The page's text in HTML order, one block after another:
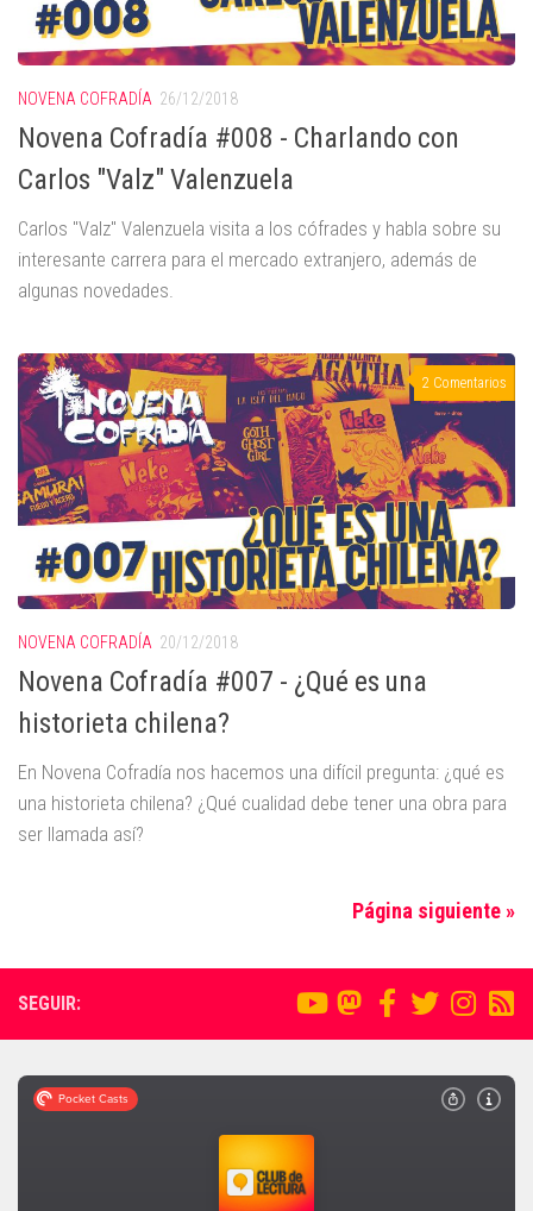
NOVENA COFRADÍA 26/12/2018
Novena Cofradía #008 - Charlando con
Carlos "Valz" Valenzuela
Carlos "Valz" Valenzuela visita a los cófrades y habla sobre su
interesante carrera para el mercado extranjero, además de
algunas novedades.
2 Comentarios
NOVENA COFRADÍA 20/12/2018
Novena Cofradía #007 - ¿Qué es una
historieta chilena?
En Novena Cofradía nos hacemos una difícil pregunta: ¿qué es
una historieta chilena? ¿Qué cualidad debe tener una obra para
ser llamada así?
Página siguiente »
SEGUIR: